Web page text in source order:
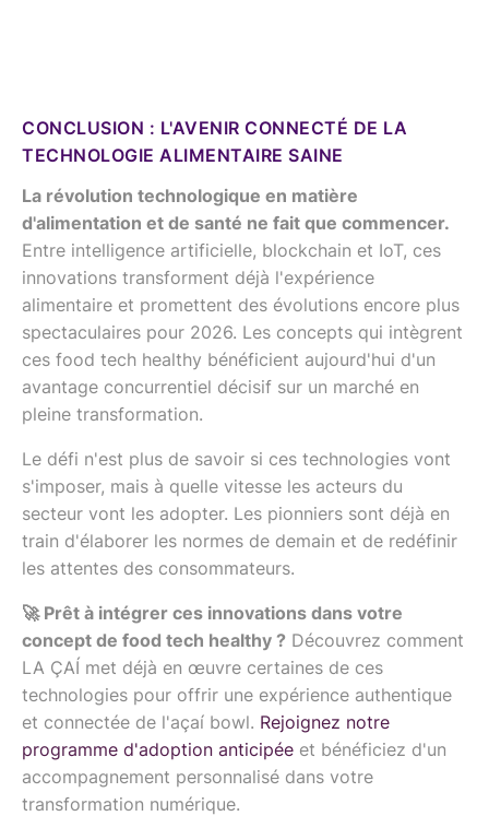
CONCLUSION : L'AVENIR CONNECTÉ DE LA
TECHNOLOGIE ALIMENTAIRE SAINE
La révolution technologique en matière
d'alimentation et de santé ne fait que commencer.
Entre intelligence artificielle, blockchain et IoT, ces
innovations transforment déjà l'expérience
alimentaire et promettent des évolutions encore plus
spectaculaires pour 2026. Les concepts qui intègrent
ces food tech healthy bénéficient aujourd'hui d'un
avantage concurrentiel décisif sur un marché en
pleine transformation.
Le défi n'est plus de savoir si ces technologies vont
s'imposer, mais à quelle vitesse les acteurs du
secteur vont les adopter. Les pionniers sont déjà en
train d'élaborer les normes de demain et de redéfinir
les attentes des consommateurs.
🚀 Prêt à intégrer ces innovations dans votre
concept de food tech healthy ? Découvrez comment
LA ÇAÍ met déjà en œuvre certaines de ces
technologies pour offrir une expérience authentique
et connectée de l'açaí bowl. Rejoignez notre
programme d'adoption anticipée et bénéficiez d'un
accompagnement personnalisé dans votre
transformation numérique.